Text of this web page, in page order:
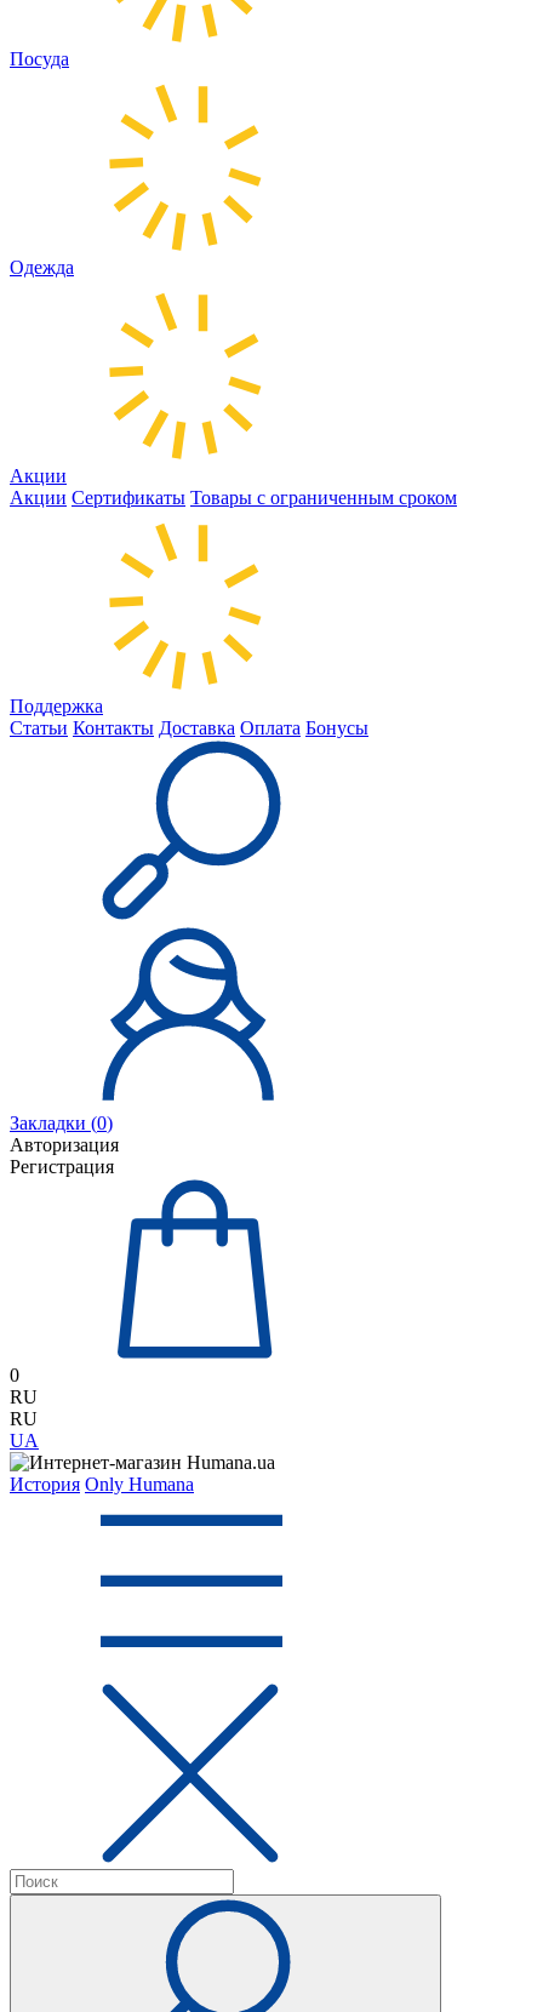
Посуда
Одежда
Акции
Акции Сертификаты Товары с ограниченным сроком
Поддержка
Статьи Контакты Доставка Оплата Бонусы
Закладки (0)
Авторизация
Регистрация
0
RU
RU
UA
История Only Humana